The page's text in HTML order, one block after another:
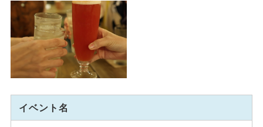
イベント名